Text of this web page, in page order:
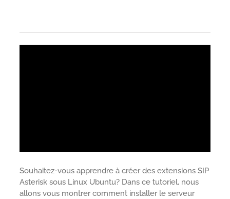
Souhaitez-vous apprendre à créer des extensions SIP
Asterisk sous Linux Ubuntu? Dans ce tutoriel, nous
allons vous montrer comment installer le serveur